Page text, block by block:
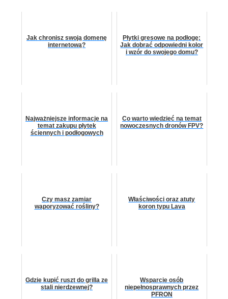
Jak chronisz swoją domenę
internetową?
Płytki gresowe na podłogę:
Jak dobrać odpowiedni kolor
i wzór do swojego domu?
Najważniejsze informacje na
temat zakupu płytek
ściennych i podłogowych
Co warto wiedzieć na temat
nowoczesnych dronów FPV?
Czy masz zamiar
waporyzować rośliny?
Właściwości oraz atuty
koron typu Lava
Gdzie kupić ruszt do grilla ze
stali nierdzewnej?
Wsparcie osób
niepełnosprawnych przez
PFRON